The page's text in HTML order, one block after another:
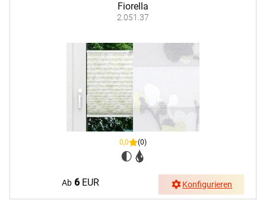
Fiorella
2.051.37
0,0 (0)
Ab 6EUR Konfigurieren